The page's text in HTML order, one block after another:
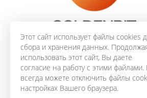
Этот сайт использует файлы cookies
сбора и хранения данных.
использовать этот сайт, Вы даете
согласие на работу с этими
всегда можете отключить файлы
настройках Вашего браузера.